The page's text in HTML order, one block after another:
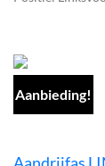
Aanbieding!